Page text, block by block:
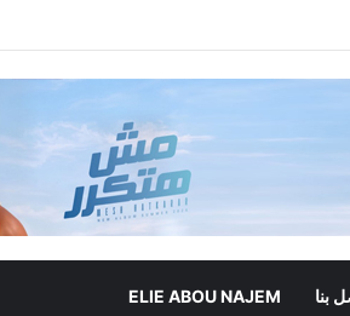
بنا ELIE ABOU NAJEM